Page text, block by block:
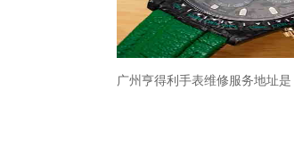
广州亨得利手表维修服务地址是